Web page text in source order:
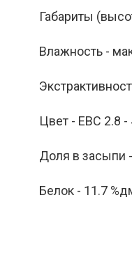
Габариты
Влажность -
Цвет - ЕВС 2.8 -
Доля в засыпи
Белок - 11.7